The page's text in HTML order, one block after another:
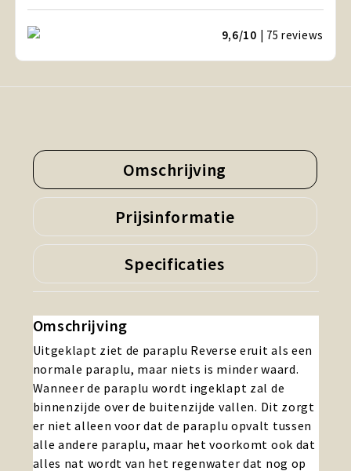
9,6/10 | 75reviews
Omschrijving
Prijsinformatie
Specificaties
Omschrijving
Uitgeklapt ziet de paraplu Reverse eruit als een
normale paraplu, maar niets is minder waard.
Wanneer de paraplu wordt ingeklapt zal de
binnenzijde over de buitenzijde vallen. Dit zorgt
er niet alleen voor dat de paraplu opvalt tussen
alle andere paraplu, maar het voorkomt ook dat
alles nat wordt van het regenwater dat nog op